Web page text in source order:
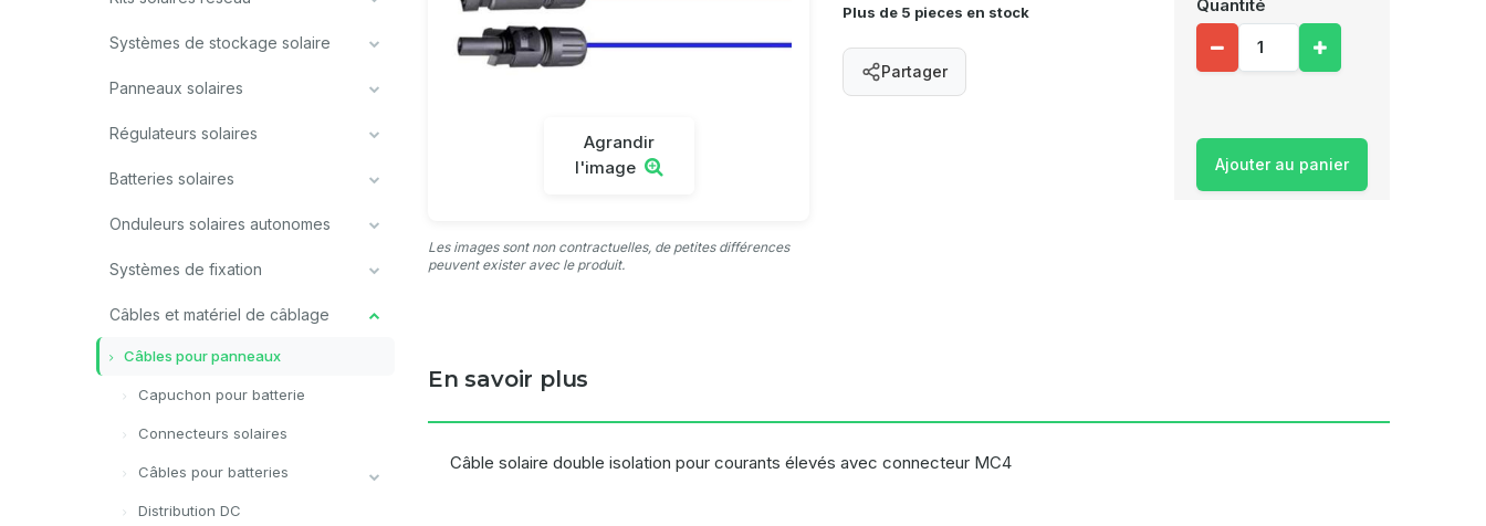
Systèmes de stockage solaire
Panneaux solaires
Régulateurs solaires
Batteries solaires
Onduleurs solaires autonomes
Systèmes de fixation
Câbles et matériel de câblage
Câbles pour panneaux
Capuchon pour batterie
Connecteurs solaires
Câbles pour batteries
Distribution DC
Agrandir
l'image
Les images sont non contractuelles, de petites différences
peuvent exister avec le produit.
Plus de 5 pieces en stock
Partager
Quantité
Ajouter au panier
En savoir plus
Câble solaire double isolation pour courants élevés avec connecteur MC4